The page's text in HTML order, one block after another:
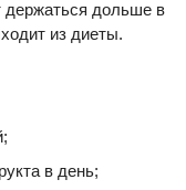
держаться дольше в
из диеты.
в день;